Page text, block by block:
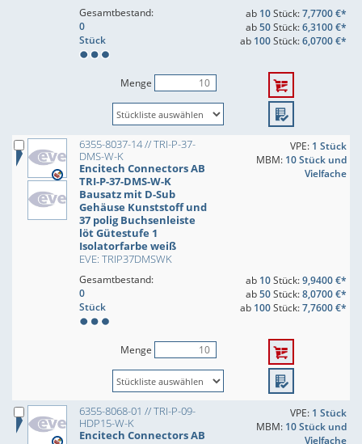
Gesamtbestand:
0
Stück
ab 10Stück:7,7700 €*
ab50Stück:6,3100 €*
ab 100Stück:6,0700 €*
Menge
6355-8037-14 // TRI-P-37-
DMS-W-K
Encitech Connectors AB
TRI-P-37-DMS-W-K
Bausatz mit D-Sub
Gehäuse Kunststoff und
37 polig Buchsenleiste
löt Gütestufe 1
Isolatorfarbe weiß
EVE: TRIP37DMSWK
VPE: 1 Stück
MBM: 10 Stück und
Vielfache
Gesamtbestand:
0
Stück
ab 10Stück:9,9400 €*
ab50Stück:8,0700 €*
ab 100Stück:7,7600 €*
Menge
6355-8068-01 // TRI-P-09-
HDP15-W-K
Encitech Connectors AB
VPE: 1 Stück
MBM: 10 Stück und
Vielfache